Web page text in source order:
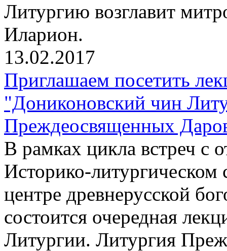
Литургию возглавит
Иларион.
13.02.2017
Приглашаем посетить
"Дониконовский чин
Преждеосвященных
В рамках цикла встреч
Историко-
центре древнерусской
состоится очередная
Литургии. Литургия